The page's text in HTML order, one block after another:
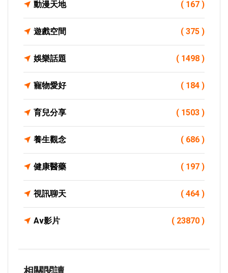
動漫天地 ( 167 )
遊戲空間 ( 375 )
娛樂話題 ( 1498 )
寵物愛好 ( 184 )
育兒分享 ( 1503 )
養生觀念 ( 686 )
健康醫藥 ( 197 )
視訊聊天 ( 464 )
Av影片 ( 23870 )